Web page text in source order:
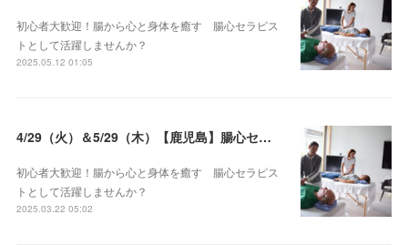
初心者大歓迎！腸から心と身体を癒す 腸心セラピス
トとして活躍しませんか？
2025.05.12 01:05
4/29（火）＆5/29（木）【鹿児島】腸心セラピスト養成コース《２日間コース》開講決定
初心者大歓迎！腸から心と身体を癒す 腸心セラピス
トとして活躍しませんか？
2025.03.22 05:02